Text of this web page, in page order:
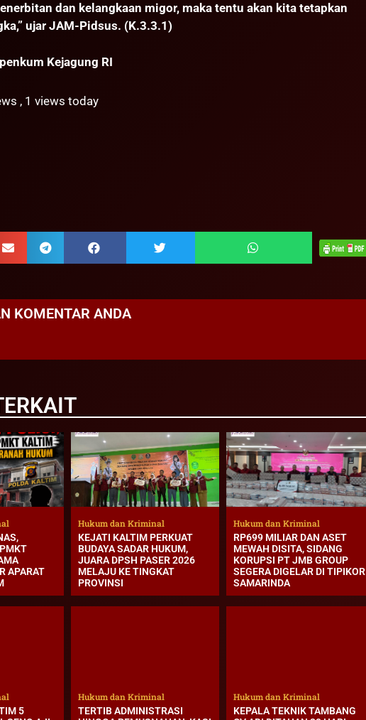
dan kelangkaan migor, maka tentu akan kita tetapkan
ujar JAM-Pidsus. (K.3.3.1)
Kejagung RI
, 1 views today
KOMENTAR ANDA
APARAT
Hukum dan Kriminal
KEJATI KALTIM PERKUAT
BUDAYA SADAR HUKUM,
JUARA DPSH PASER 2026
MELAJU KE TINGKAT
PROVINSI
Hukum dan Kriminal
RP699 MILIAR DAN ASET
MEWAH DISITA, SIDANG
KORUPSI PT JMB GROUP
SEGERA DIGELAR DI TIPIKOR
SAMARINDA
5
Hukum dan Kriminal
TERTIB ADMINISTRASI
Hukum dan Kriminal
KEPALA TEKNIK TAMBANG